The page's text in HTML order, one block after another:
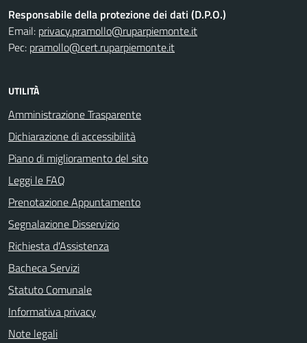
Responsabile della protezione dei dati (D.P.O.)
Email: privacy.pramollo@ruparpiemonte.it
Pec: pramollo@cert.ruparpiemonte.it
UTILITÀ
Amministrazione Trasparente
Dichiarazione di accessibilità
Piano di miglioramento del sito
Leggi le FAQ
Prenotazione Appuntamento
Segnalazione Disservizio
Richiesta d'Assistenza
Bacheca Servizi
Statuto Comunale
Informativa privacy
Note legali